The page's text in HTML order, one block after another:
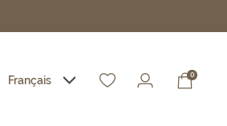
Français 0